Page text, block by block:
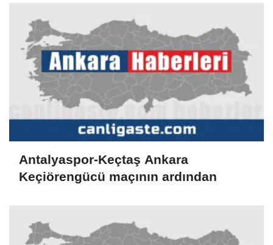
Antalyaspor-Keçtaş Ankara
Keçiörengücü maçının ardından